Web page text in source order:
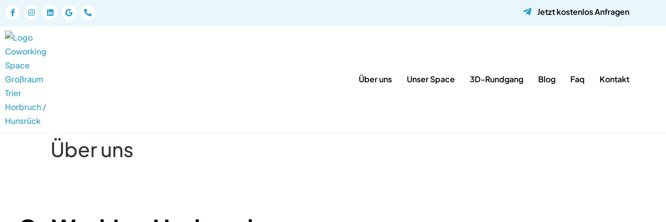
Jetzt kostenlos Anfragen
Über uns Unser Space 3D-Rundgang Blog Faq Kontakt
Über uns